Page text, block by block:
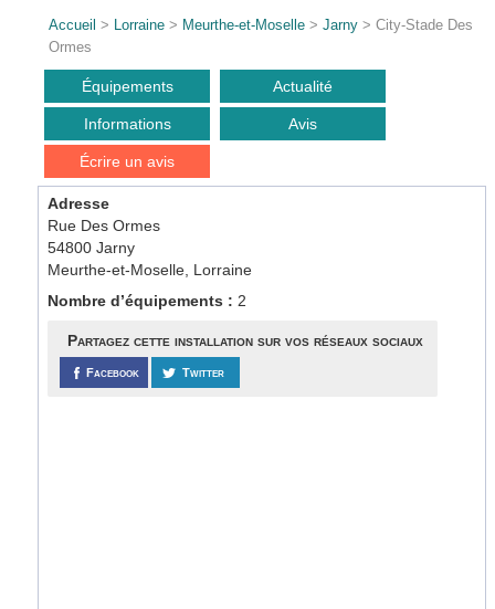
Accueil > Lorraine > Meurthe-et-Moselle >Jarny > City-Stade Des
Ormes
Équipements Actualité
Informations Avis
Écrire un avis
Adresse
Rue Des Ormes
54800 Jarny
Meurthe-et-Moselle, Lorraine
Nombre d’équipements : 2
Partagez cette installation sur vos réseaux sociaux
Facebook Twitter